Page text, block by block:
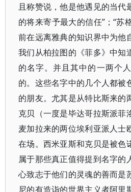
且称赞说，他是他遇见的当代
的将来寄予最大的信任”；“苏
前在远离雅典的知识界中为他
我们从柏拉图的《菲多》中知
的名字。并且其中的一两个
的。这些名字中的几个人都被
的朋友。尤其是从特比斯来的
克贝（一度是毕达哥拉斯派菲
麦加拉来的两位埃利亚派人士
在场。西米亚斯和克贝是被色
属于那些真正值得提到名字的
心致志于他们的灵魂的善而是
尼的有造诣的世界主义者阿里